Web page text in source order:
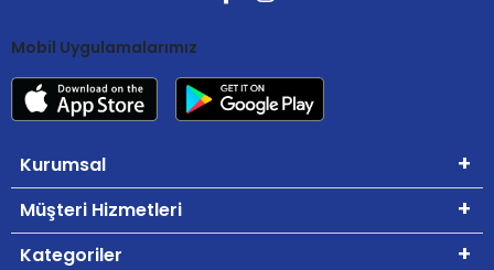
Mobil Uygulamalarımız
Kurumsal
Müşteri Hizmetleri
Kategoriler